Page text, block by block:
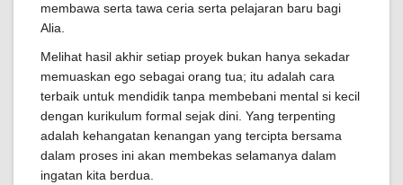
membawa serta tawa ceria serta pelajaran baru bagi
Alia.
Melihat hasil akhir setiap proyek bukan hanya sekadar
memuaskan ego sebagai orang tua; itu adalah cara
terbaik untuk mendidik tanpa membebani mental si kecil
dengan kurikulum formal sejak dini. Yang terpenting
adalah kehangatan kenangan yang tercipta bersama
dalam proses ini akan membekas selamanya dalam
ingatan kita berdua.